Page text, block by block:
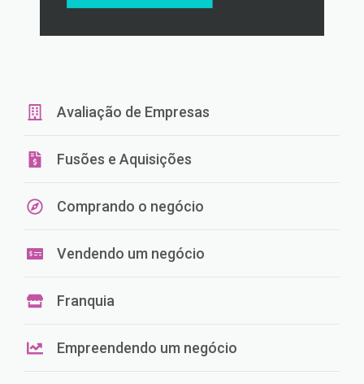
Avaliação de Empresas
Fusões e Aquisições
Comprando o negócio
Vendendo um negócio
Franquia
Empreendendo um negócio